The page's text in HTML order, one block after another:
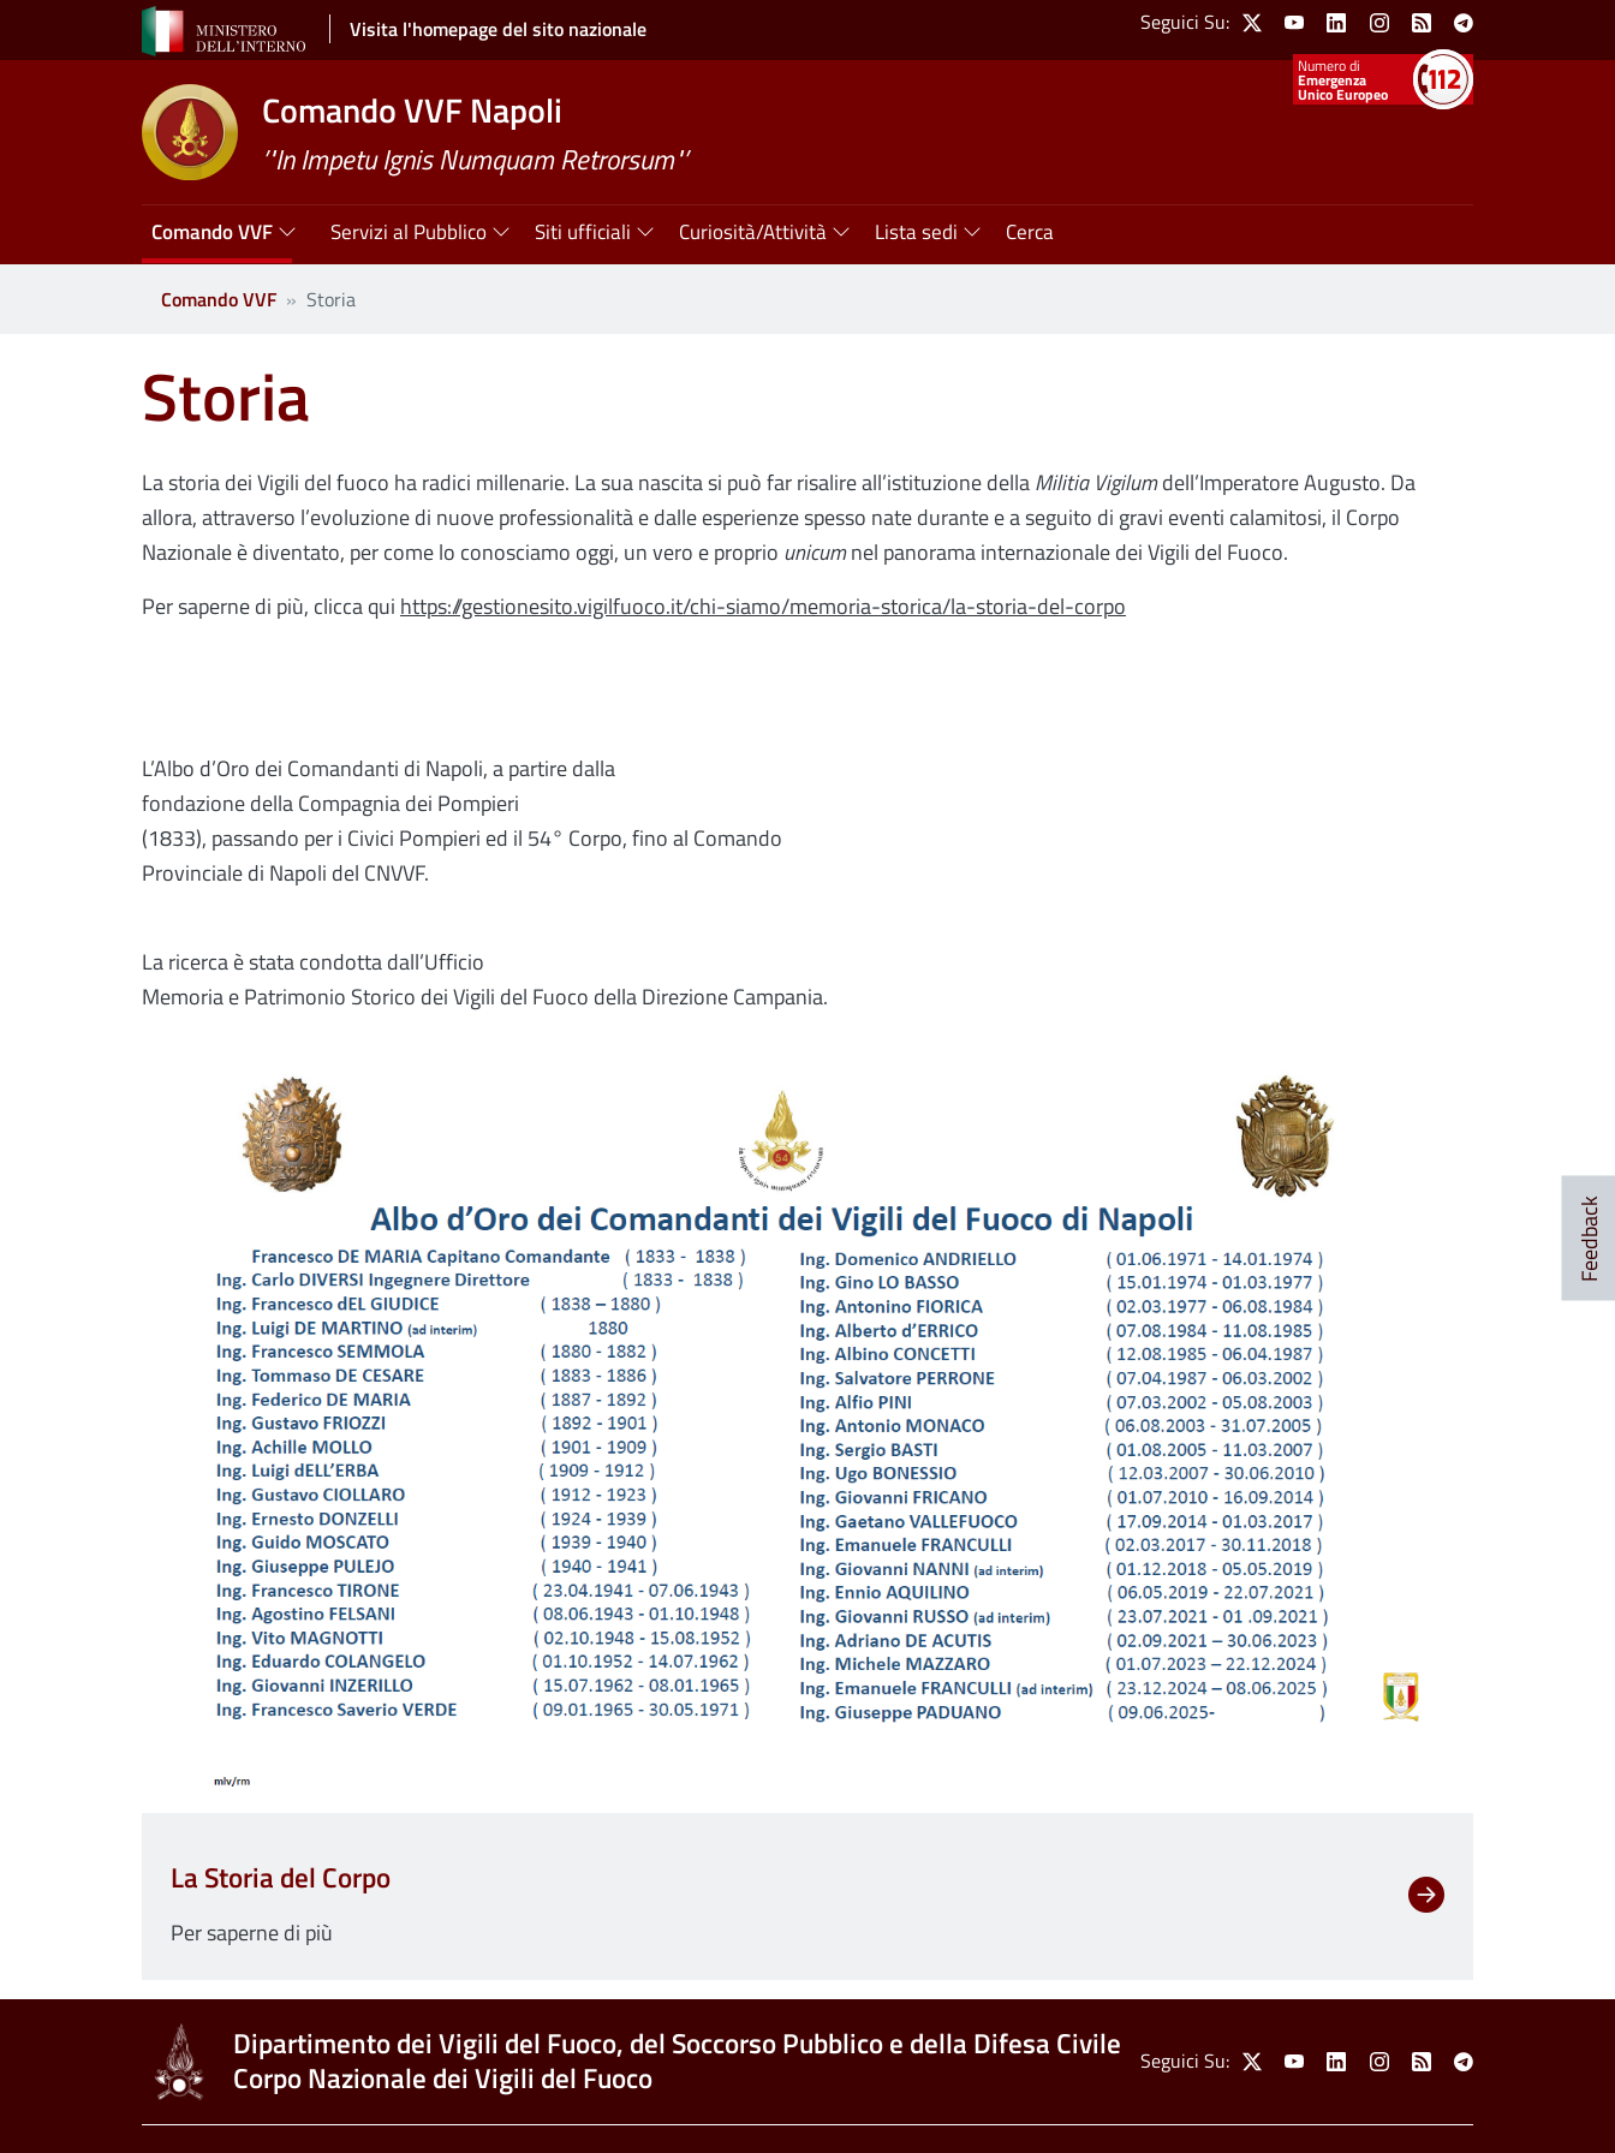
Salta al contenuto principale Visita l'homepage del sito nazionale Social Menu
Seguici Su: X YoutubeLinkedinInstagram
Feed Telegram
Emergenza
Unico Europeo
Comando VVF Napoli
’"In Impetu Ignis Numquam Retrorsum"’
Navigazione principale
Comando VVF Servizi al Pubblico Siti ufficiali Curiosità/Attività Lista sedi Cerca
Comando VVF Storia
Storia
La storia dei Vigili del fuoco ha radici millenarie. La sua nascita si può far risalire all’istituzione dellaMilitia Vigilumdell’Imperatore Augusto. Da
allora, attraverso l’evoluzione di nuove professionalità e dalle esperienze spesso nate durante e a seguito di gravi eventi calamitosi, il Corpo
Nazionale è diventato, per come lo conosciamo oggi, un vero e proprio unicumnel panorama internazionale dei Vigili del Fuoco.
Per saperne di più, clicca qui https://gestionesito.vigilfuoco.it/chi-siamo/memoria-storica/la-storia-del-corpo
L’Albo d’Oro dei Comandanti di Napoli, a partire dalla
fondazione della Compagnia dei Pompieri
(1833), passando per i Civici Pompieri ed il 54° Corpo, fino al Comando
Provinciale di Napoli del CNVVF.
La ricerca è stata condotta dall’Ufficio
Memoria e Patrimonio Storico dei Vigili del Fuoco della Direzione Campania.
La Storia del Corpo
Per saperne di più
Feedback
Dipartimento dei Vigili del Fuoco, del Soccorso Pubblico e della Difesa Civile
Corpo Nazionale dei Vigili del Fuoco
Social Menu
Seguici Su: X YoutubeLinkedinInstagram
Feed Telegram